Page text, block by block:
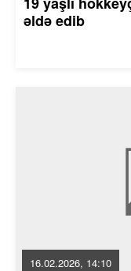
əldə edib
16.02.2026, 14:10